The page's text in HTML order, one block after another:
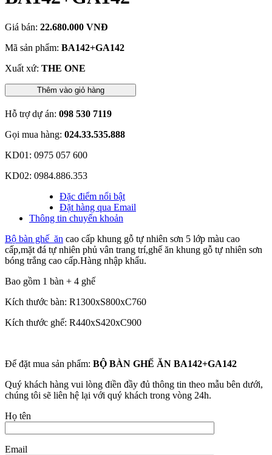
Giá bán: 22.680.000 VNĐ
Mã sản phẩm: BA142+GA142
Xuất xứ: THE ONE
Thêm vào giỏ hàng
Hỗ trợ dự án: 098 530 7119
Gọi mua hàng: 024.33.535.888
KD01: 0975 057 600
KD02: 0984.886.353
Đặc điểm nổi bật
Đặt hàng qua Email
Thông tin chuyển khoản
Bộ bàn ghế ăn cao cấp khung gỗ tự nhiên sơn 5 lớp màu cao
cấp,mặt đá tự nhiên phủ vân trang trí,ghế ăn khung gỗ tự nhiên sơn
bóng trắng cao cấp.Hàng nhập khẩu.
Bao gồm 1 bàn + 4 ghế
Kích thước bàn: R1300xS800xC760
Kích thước ghế: R440xS420xC900
Để đặt mua sản phẩm: BỘ BÀN GHẾ ĂN BA142+GA142
Quý khách hàng vui lòng điền đầy đủ thông tin theo mẫu bên dưới,
chúng tôi sẽ liên hệ lại với quý khách trong vòng 24h.
Họ tên
Email